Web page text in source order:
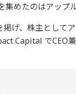
めたのはアップ
げ、株主として
Capital でCEO